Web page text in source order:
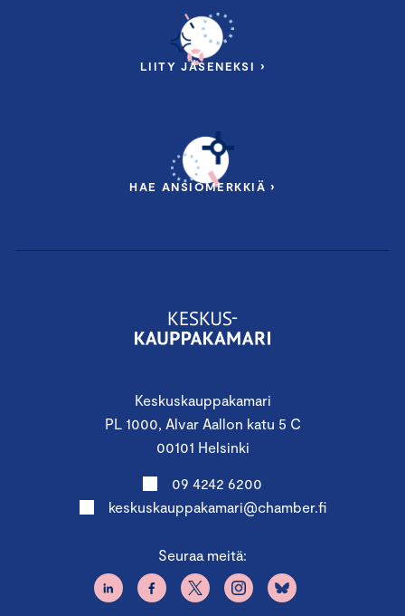
Keskuskauppakamari
PL 1000, Alvar Aallon katu 5 C
00101 Helsinki
09 4242 6200
keskuskauppakamari@chamber.fi
Seuraa meitä:
LIITY JÄSENEKSI ›
HAE ANSIOMERKKIÄ ›